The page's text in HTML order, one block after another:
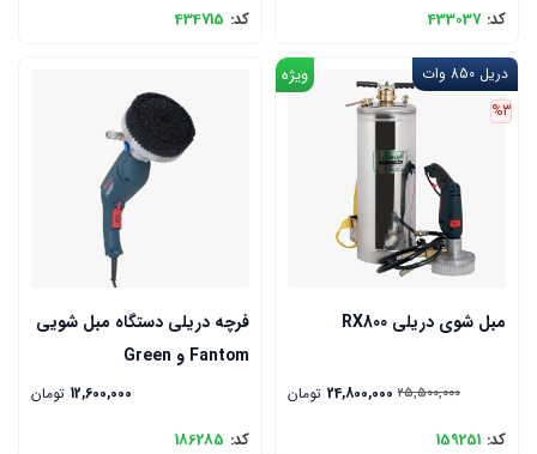
کد: 433037 کد: 434715
دریل 850 وات ویژه
مبل شوی دریلی RX800
%3
25,500,000
24,800,000 تومان
کد: 159251
فرچه دریلی دستگاه مبل شویی
Fantom و Green
12,600,000 تومان
کد: 186285